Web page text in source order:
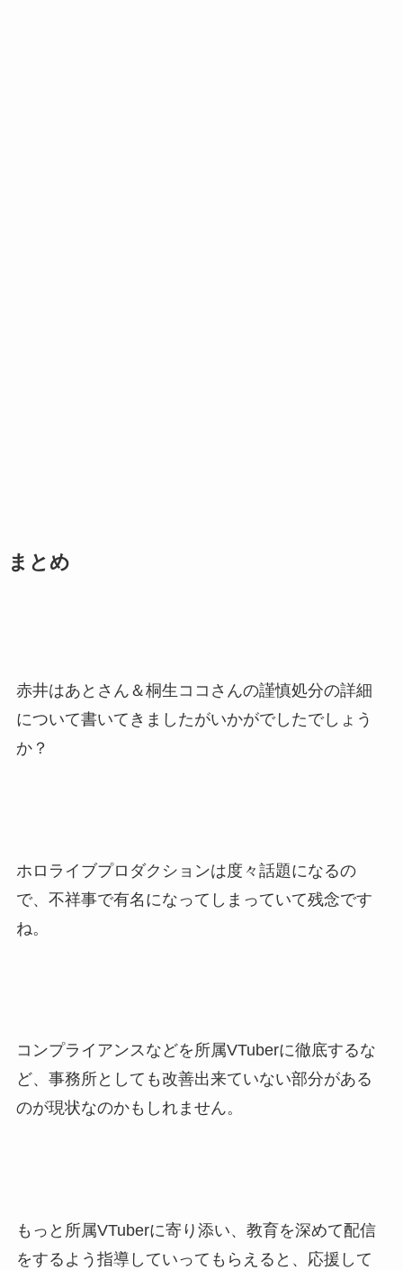
まとめ
赤井はあとさん＆桐生ココさんの謹慎処分の詳細
について書いてきましたがいかがでしたでしょう
か？
ホロライブプロダクションは度々話題になるの
で、不祥事で有名になってしまっていて残念です
ね。
コンプライアンスなどを所属VTuberに徹底するな
ど、事務所としても改善出来ていない部分がある
のが現状なのかもしれません。
もっと所属VTuberに寄り添い、教育を深めて配信
をするよう指導していってもらえると、応援して